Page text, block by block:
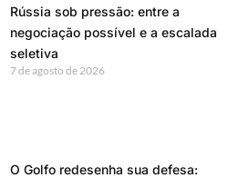
Rússia sob pressão: entre a
negociação possível e a escalada
seletiva
7 de agosto de 2026
O Golfo redesenha sua defesa: